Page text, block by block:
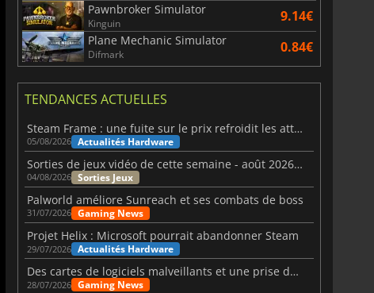
Pawnbroker Simulator
Kinguin 9.14€
Plane Mechanic Simulator
Difmark 0.84€
TENDANCES ACTUELLES
Steam Frame : une fuite sur le prix refroidit les attentes VR
05/08/2026 Actualités Hardware
Sorties de jeux vidéo de cette semaine - août 2026 (semaine 32)
04/08/2026 Sorties Jeux
Palworld améliore Sunreach et ses combats de boss
31/07/2026 Gaming News
Projet Helix : Microsoft pourrait abandonner Steam
29/07/2026 Actualités Hardware
Des cartes de logiciels malveillants et une prise de contrôle de Discord ont touché Meccha Chameleon
28/07/2026 Gaming News